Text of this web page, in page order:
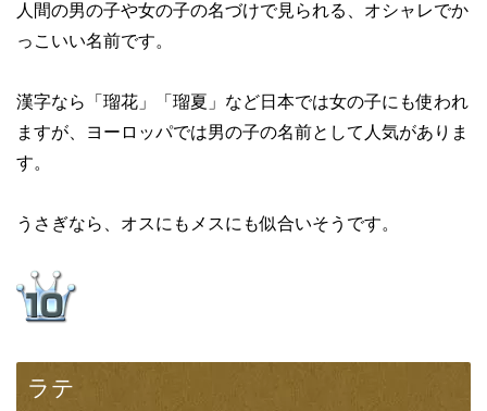
人間の男の子や女の子の名づけで見られる、オシャレでか
っこいい名前です。
漢字なら「瑠花」「瑠夏」など日本では女の子にも使われ
ますが、ヨーロッパでは男の子の名前として人気がありま
す。
うさぎなら、オスにもメスにも似合いそうです。
ラテ